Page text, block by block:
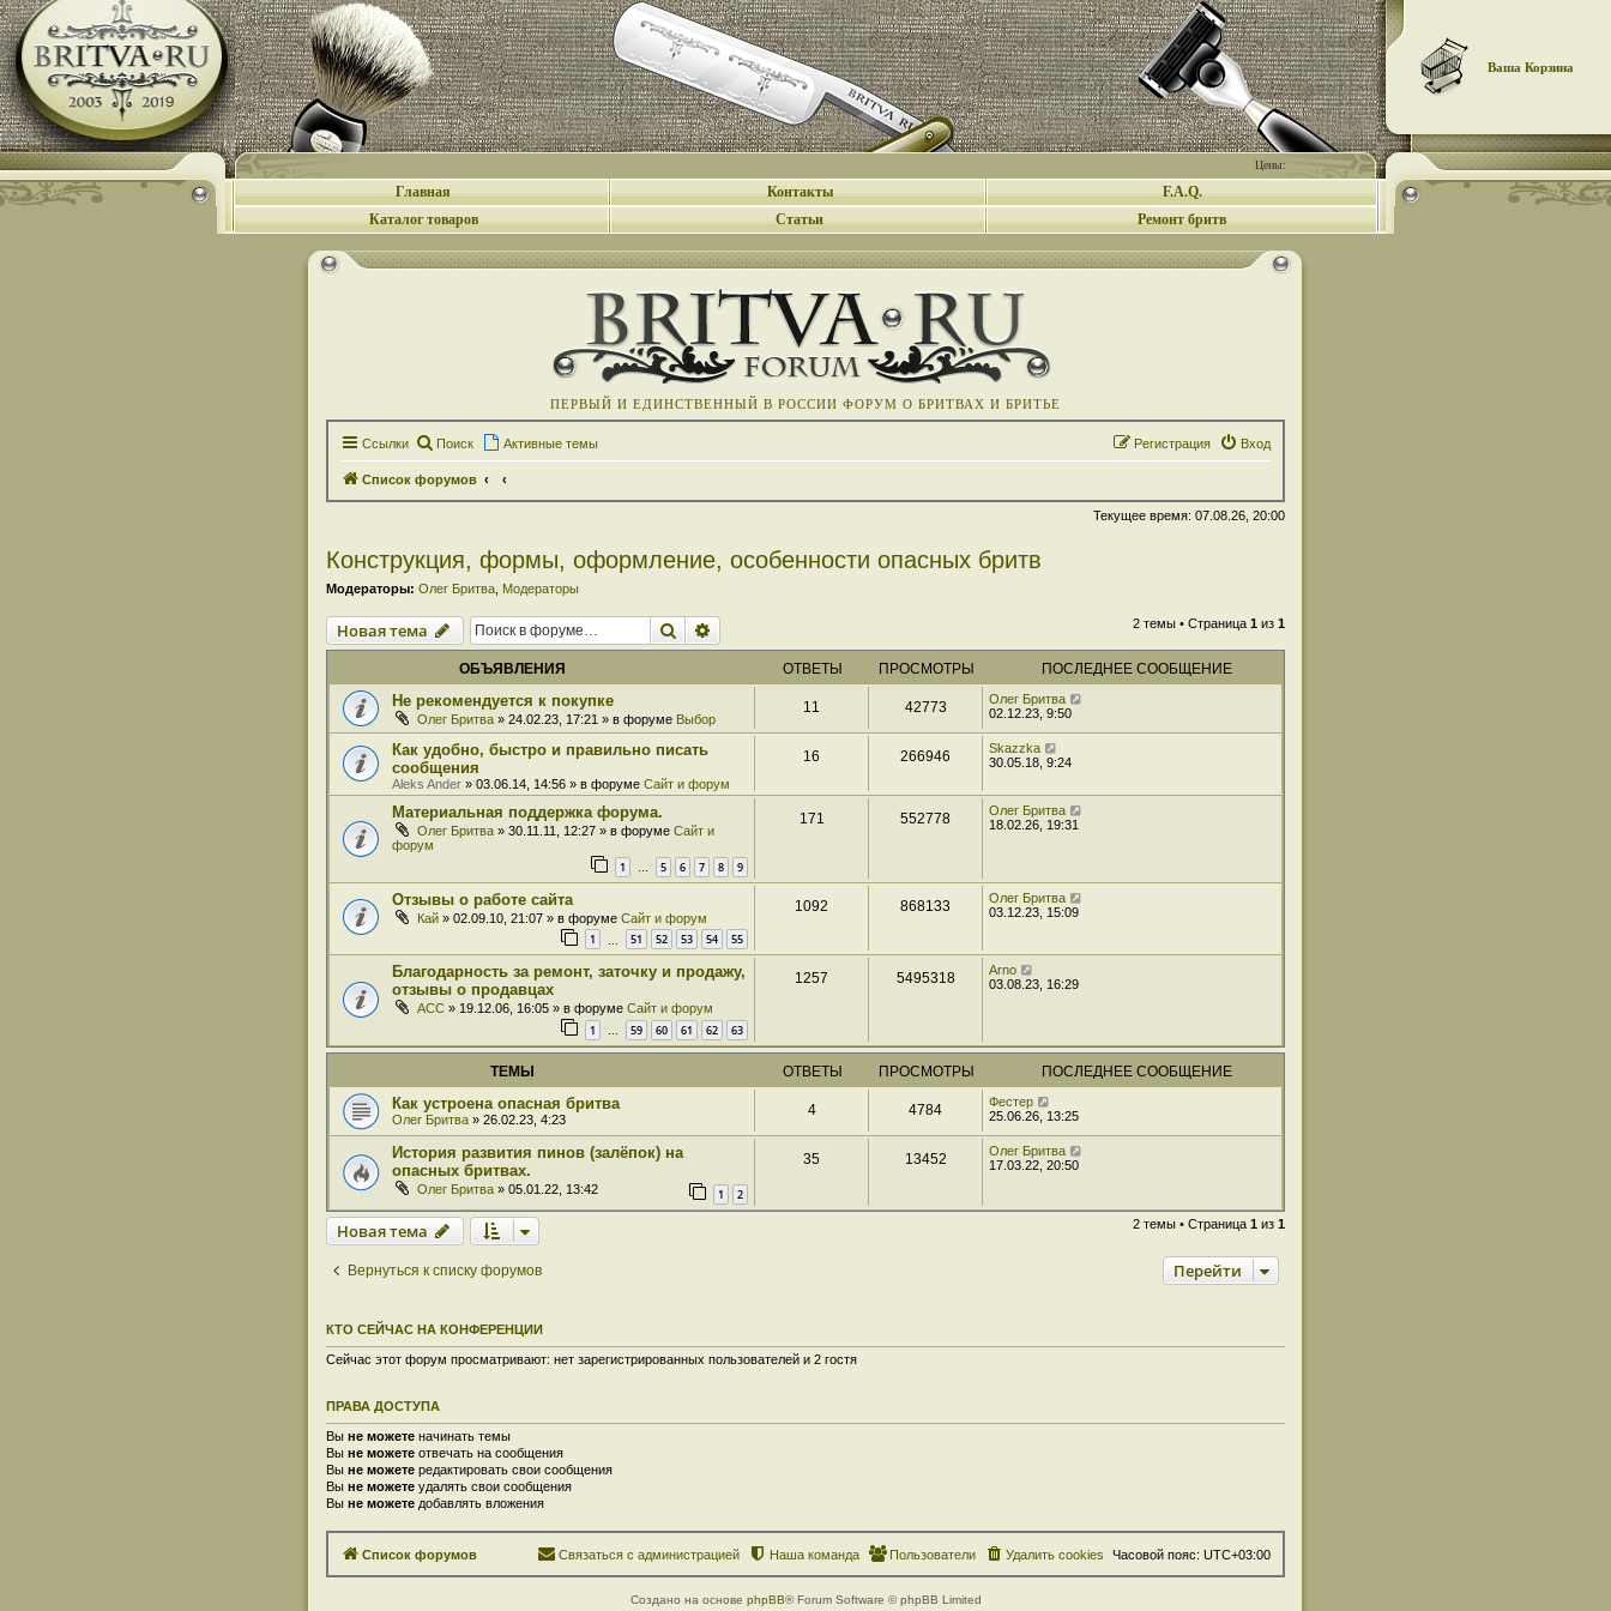
Цены:
Ваша Корзина
Главная Контакты
F.A.Q.
Каталог товаров
Статьи Ремонт бритв
ПЕРВЫЙ И ЕДИНСТВЕННЫЙ В РОССИИ ФОРУМ О БРИТВАХ И БРИТЬЕ
Ссылки Поиск Активные темы Вход
Регистрация
Список форумов
Текущее время: 07.08.26, 20:00
Конструкция, формы, оформление, особенности опасных бритв
Модераторы: Олег Бритва Модераторы
Новая тема Поиск 2 темы • Страница 1 из 1
ОБЪЯВЛЕНИЯ ОТВЕТЫ ПРОСМОТРЫ ПОСЛЕДНЕЕ СООБЩЕНИЕ
Не рекомендуется к покупке
Олег Бритва » 24.02.23, 17:21 » в форуме Выбор
11 42773
Олег Бритва
02.12.23, 9:50
Как удобно, быстро и правильно писать
сообщения
Aleks Ander » 03.06.14, 14:56 » в форуме Сайт и форум
16 266946
Skazzka
30.05.18, 9:24
Материальная поддержка форума.
Олег Бритва » 30.11.11, 12:27 » в форуме Сайт и
форум
1 … 5 6 7 8 9
171 552778
Олег Бритва
18.02.26, 19:31
Отзывы о работе сайта
Кай » 02.09.10, 21:07 » в форуме Сайт и форум
1 51 52 53 54 55
1092 868133
Олег Бритва
03.12.23, 15:09
Благодарность за ремонт, заточку и продажу,
отзывы о продавцах
ACC » 19.12.06, 16:05 » в форуме Сайт и форум
1 … 59 60 61 62 63
1257 5495318
Arno
03.08.23, 16:29
ТЕМЫ ОТВЕТЫ ПРОСМОТРЫ ПОСЛЕДНЕЕ СООБЩЕНИЕ
Как устроена опасная бритва
Олег Бритва » 26.02.23, 4:23
4 4784
Фестер
25.06.26, 13:25
История развития пинов (залёпок) на
опасных бритвах.
Олег Бритва » 05.01.22, 13:42 1 2
35 13452
Олег Бритва
17.03.22, 20:50
Новая тема 2 темы • Страница 1 из 1
Вернуться к списку форумов Перейти
КТО СЕЙЧАС НА КОНФЕРЕНЦИИ
Сейчас этот форум просматривают: нет зарегистрированных пользователей и 2 гостя
ПРАВА ДОСТУПА
Вы не можете начинать темы
Вы не можете отвечать на сообщения
Вы не можете редактировать свои сообщения
Вы не можете удалять свои сообщения
Вы не можете добавлять вложения
Список форумов Часовой пояс: UTC+03:00
Удалить cookies
Пользователи
Наша команда
Связаться с администрацией
Создано на основе phpBB® Forum Software © phpBB Limited